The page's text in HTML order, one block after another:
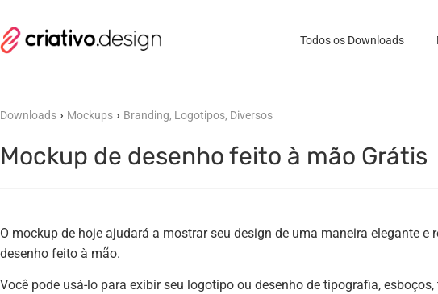
Todos os Downloads
Downloads › Mockups › Branding, Logotipos, Diversos
Mockup de desenho feito à mão Grátis
O mockup de hoje ajudará a mostrar seu design de uma maneira elegante e
desenho feito à mão.
Você pode usá-lo para exibir seu logotipo ou desenho de tipografia,